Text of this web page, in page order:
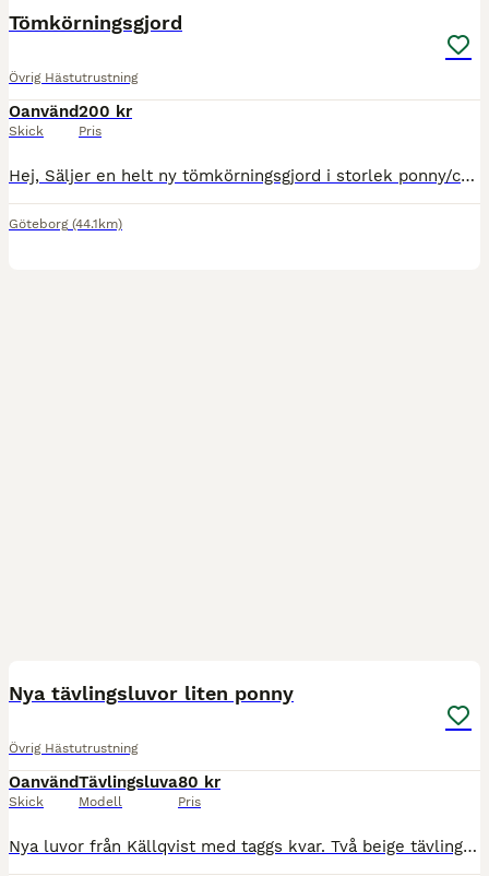
Tömkörningsgjord
Övrig Hästutrustning
Oanvänd
Skick
200 kr
Pris
Hej, Säljer en helt ny tömkörningsgjord i storlek ponny/cob. Hämtas i Göteborg alternativt skickas mot att köparen betalar frakten.
Göteborg (44.1km)
Nya tävlingsluvor liten ponny
Övrig Hästutrustning
Oanvänd
Skick
Tävlingsluva
Modell
80 kr
Pris
Nya luvor från Källqvist med taggs kvar. Två beige tävlingsluvor storlek Ponny. De ser dock ut att vara för liten ponny typ welsh mountain eller Shetland. Säljes för 80 kr styck för sig.